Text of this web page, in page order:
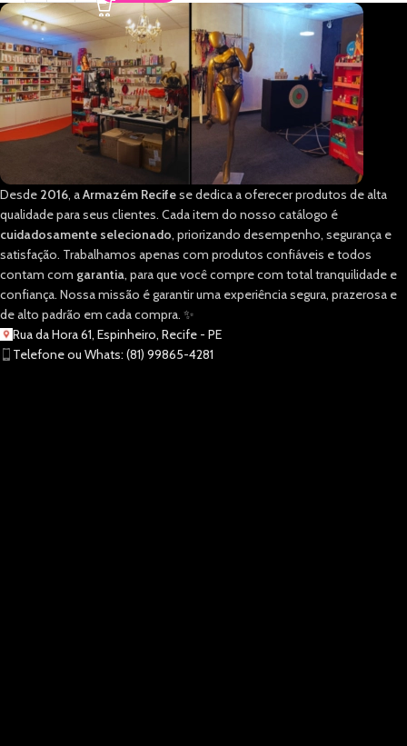
Desde 2016, aArmazém Recifese dedica a oferecer produtos de alta
qualidade para seus clientes. Cada item do nosso catálogo é
cuidadosamente selecionado, priorizando desempenho, segurança e
satisfação. Trabalhamos apenas com produtos confiáveis e todos
contam com garantia, para que você compre com total tranquilidade e
confiança. Nossa missão é garantir uma experiência segura, prazerosa e
de alto padrão em cada compra. ✨
Rua da Hora 61, Espinheiro, Recife - PE
Telefone ou Whats: (81) 99865-4281